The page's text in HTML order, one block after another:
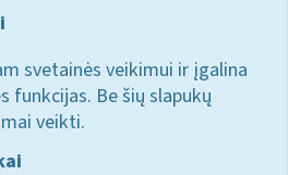
svetainės veikimui ir įgalina
funkcijas. Be šių slapukų
veikti.